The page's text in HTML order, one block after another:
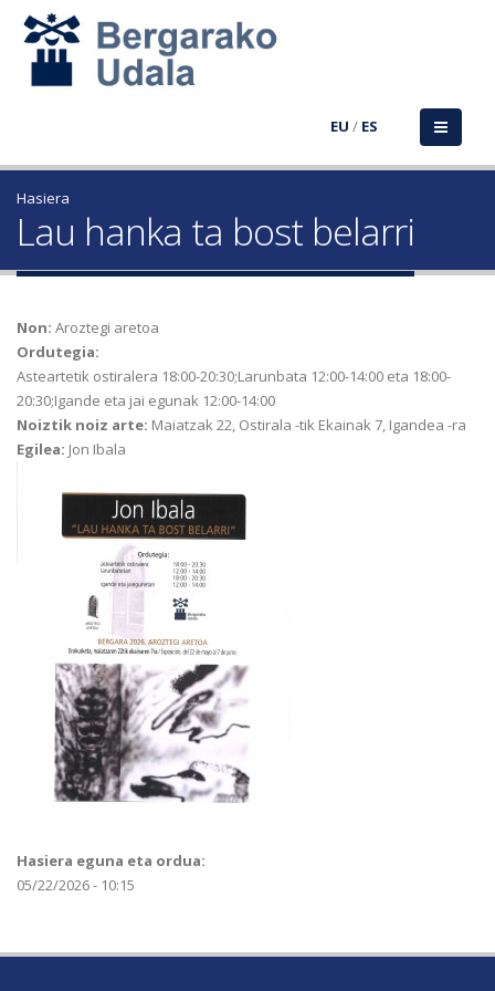
EU / ES
Hasiera
Lau hanka ta bost belarri
Non: Aroztegi aretoa
Ordutegia:
Asteartetik ostiralera 18:00-20:30;Larunbata 12:00-14:00 eta 18:00-
20:30;Igande eta jai egunak 12:00-14:00
Noiztik noiz arte: Maiatzak 22, Ostirala -tik Ekainak 7, Igandea -ra
Egilea: Jon Ibala
Hasiera eguna eta ordua:
05/22/2026 - 10:15